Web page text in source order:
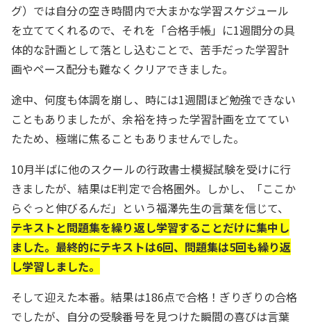
グ）では自分の空き時間内で大まかな学習スケジュール
を立ててくれるので、それを「合格手帳」に1週間分の具
体的な計画として落とし込むことで、苦手だった学習計
画やペース配分も難なくクリアできました。
途中、何度も体調を崩し、時には1週間ほど勉強できない
こともありましたが、余裕を持った学習計画を立ててい
たため、極端に焦ることもありませんでした。
10月半ばに他のスクールの行政書士模擬試験を受けに行
きましたが、結果はE判定で合格圏外。しかし、「ここか
らぐっと伸びるんだ」という福澤先生の言葉を信じて、
テキストと問題集を繰り返し学習することだけに集中し
ました。最終的にテキストは6回、問題集は5回も繰り返
し学習しました。
そして迎えた本番。結果は186点で合格！ぎりぎりの合格
でしたが、自分の受験番号を見つけた瞬間の喜びは言葉